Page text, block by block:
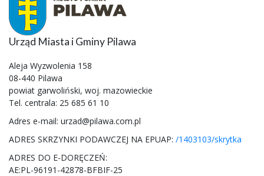
Urząd Miasta i Gminy Pilawa
Aleja Wyzwolenia 158
08-440 Pilawa
powiat garwoliński, woj. mazowieckie
Tel. centrala: 25 685 61 10
Adres e-mail: urzad@pilawa.com.pl
ADRES SKRZYNKI PODAWCZEJ NA EPUAP: /1403103/skrytka
ADRES DO E-DORĘCZEŃ:
AE:PL-96191-42878-BFBIF-25